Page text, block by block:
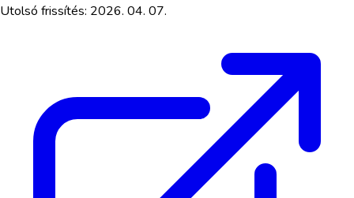
Utolsó frissítés: 2026. 04. 07.